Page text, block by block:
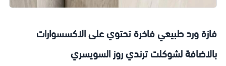
فازة ورد طبيعي فاخرة تحتوي على الاكسسوارات
بالاضافة لشوكلت ترندي روز السويسري